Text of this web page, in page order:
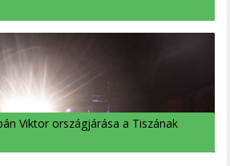
Viktor országjárása a Tiszának